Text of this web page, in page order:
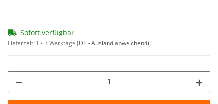
Sofort verfügbar
Lieferzeit: 1 - 3 Werktage (DE - Ausland abweichend)